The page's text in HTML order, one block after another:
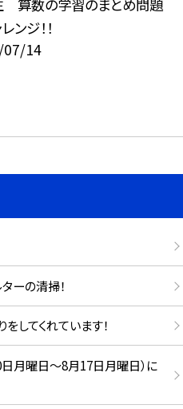
算数の学習のまとめ問題
ンジ！！
07/14
ーの清掃！
してくれています！
月曜日～8月17日月曜日）に